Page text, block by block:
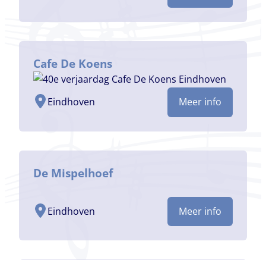
Cafe De Koens
Eindhoven Meer info
De Mispelhoef
Eindhoven Meer info